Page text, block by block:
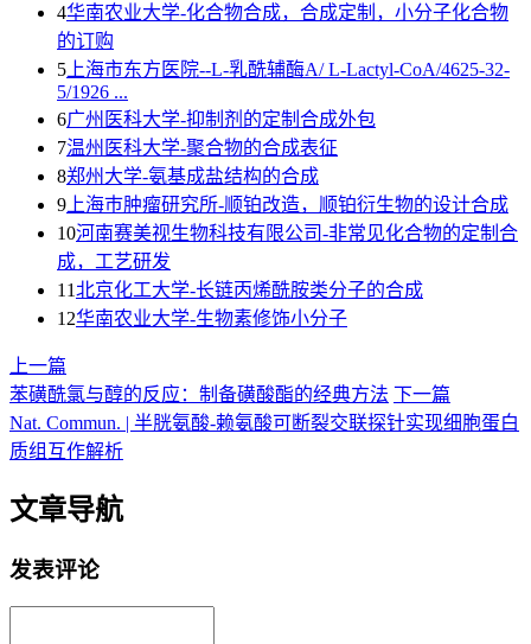
4华南农业大学-化合物合成，合成定制，小分子化合物
的订购
5 上海市东方医院--L-乳酰辅酶A/ L-Lactyl-CoA/4625-32-
5/1926 ...
6广州医科大学-抑制剂的定制合成外包
7温州医科大学-聚合物的合成表征
8郑州大学-氨基成盐结构的合成
9 上海巿肿瘤研究所-顺铂改造，顺铂衍生物的设计合成
10河南赛美视生物科技有限公司-非常见化合物的定制合
成，工艺研发
11北京化工大学-长链丙烯酰胺类分子的合成
12华南农业大学-生物素修饰小分子
上一篇
苯磺酰氯与醇的反应：制备磺酸酯的经典方法 下一篇
Nat. Commun. | 半胱氨酸-赖氨酸可断裂交联探针实现细胞蛋白
质组互作解析
文章导航
发表评论